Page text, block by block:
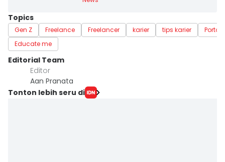
Topics
Gen Z Freelance Freelancer karier tips karier
Educate me
Editorial Team
Editor
Aan Pranata
Tonton lebih seru di